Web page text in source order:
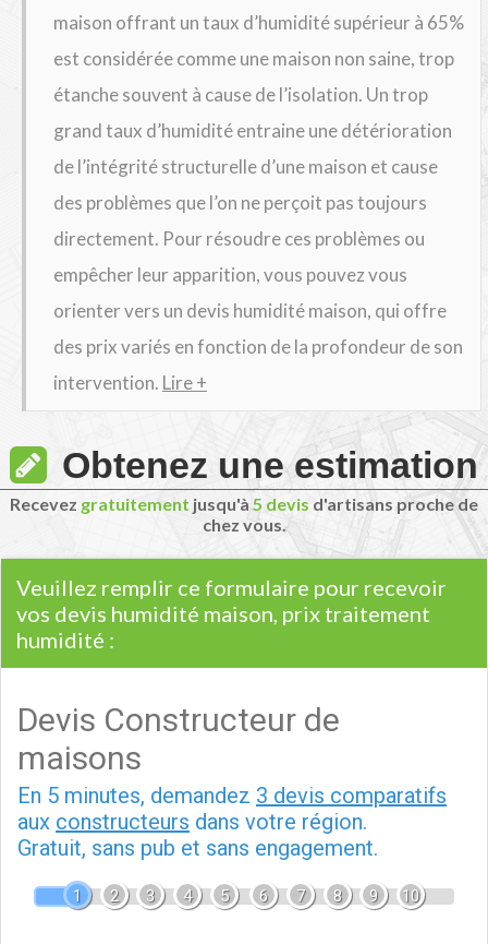
maison offrant un taux d’humidité supérieur à 65%
est considérée comme une maison non saine, trop
étanche souvent à cause de l’isolation. Un trop
grand taux d’humidité entraine une détérioration
de l’intégrité structurelle d’une maison et cause
des problèmes que l’on ne perçoit pas toujours
directement. Pour résoudre ces problèmes ou
empêcher leur apparition, vous pouvez vous
orienter vers un devis humidité maison, qui offre
des prix variés en fonction de la profondeur de son
intervention. Lire +
Obtenez une estimation
Recevez gratuitement jusqu'à 5 devis d'artisans proche de
chez vous.
Veuillez remplir ce formulaire pour recevoir
vos devis humidité maison, prix traitement
humidité :
Devis Constructeur de
maisons
En 5 minutes, demandez 3 devis comparatifs
aux constructeurs dans votre région.
Gratuit, sans pub et sans engagement.
1 2 3 4 5 6 7 8 9 10